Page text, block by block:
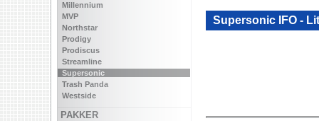
Millennium
MVP
Northstar
Prodigy
Prodiscus
Streamline
Supersonic
Trash Panda
Westside
PAKKER
Supersonic IFO -